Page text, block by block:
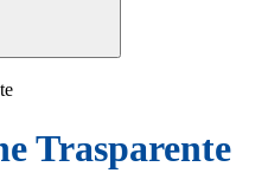
Trasparente